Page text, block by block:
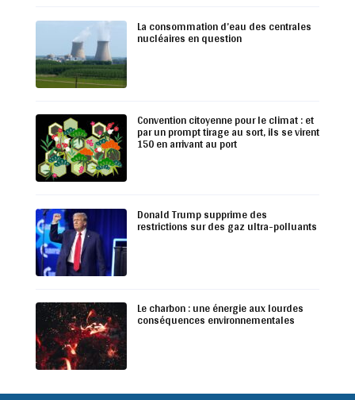
La consommation d’eau des centrales
nucléaires en question
Convention citoyenne pour le climat : et
par un prompt tirage au sort, ils se virent
150 en arrivant au port
Donald Trump supprime des
restrictions sur des gaz ultra-polluants
Le charbon : une énergie aux lourdes
conséquences environnementales